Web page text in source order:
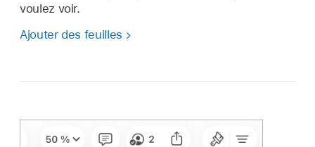
voulez voir.
Ajouter des feuilles